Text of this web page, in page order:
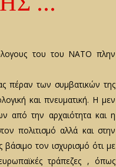
του του ΝΑΤΟ πλην
πέραν των συμβατικών της
και πνευματική. Η μεν
από την αρχαιότητα και η
πολιτισμό αλλά και στην
τον ισχυρισμό ότι με
τράπεζες , όπως